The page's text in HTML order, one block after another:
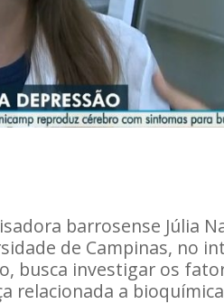
barrosense Júlia
de Campinas, no
busca investigar os
relacionada a